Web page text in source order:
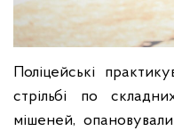
Поліцейські
стрільбі по
мішеней,